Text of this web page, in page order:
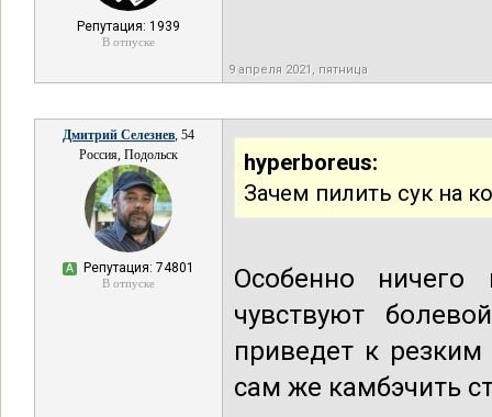
Репутация: 1939
В отпуске
9 апреля 2021, пятница
Дмитрий Селезнев, 54
Россия, Подольск
А Репутация: 74801
В отпуске
hyperboreus:
Зачем пилить сук на
Особенно
чувствуют
приведет к
сам же камбэчить